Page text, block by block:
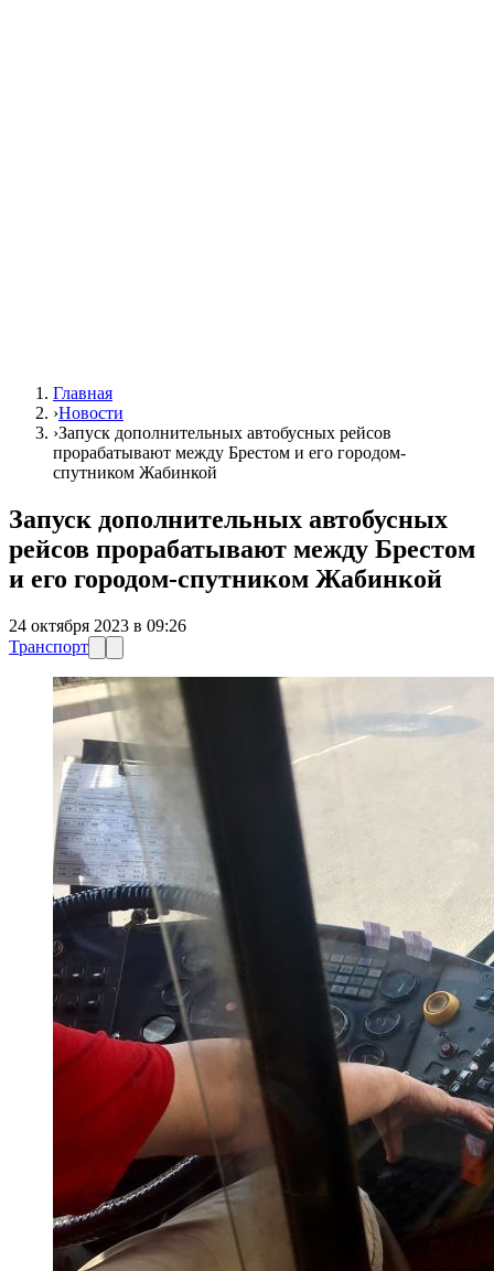
Главная
›Новости
›Запуск дополнительных автобусных рейсов
прорабатывают между Брестом и его городом-
спутником Жабинкой
Запуск дополнительных автобусных
рейсов прорабатывают между Брестом
и его городом-спутником Жабинкой
24 октября 2023 в 09:26
Транспорт